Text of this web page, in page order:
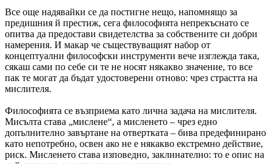
Все още надявайки се да постигне нещо, напомнящо за
предишния й престиж, сега философията непрекъснато се
опитва да предостави свидетелства за собствените си добри
намерения. И макар че съществуващият набор от
концептуални философски инструменти вече изглежда така,
сякаш сами по себе си те не носят някакво значение, то все
пак те могат да бъдат удостоверени отново: чрез страстта на
мислителя.
Философията се възприема като лична задача на мислителя.
Мисълта става „мислене“, а мисленето – чрез едно
допълнително завъртане на отвертката – бива предефинирано
като непотребно, освен ако не е някакво екстремно действие,
риск. Мисленето става изповедно, заклинателно: то е опис на